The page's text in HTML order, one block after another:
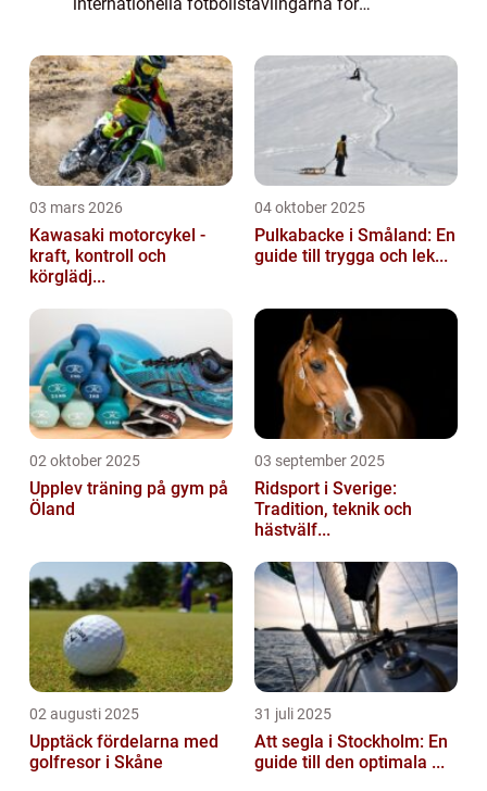
kvinnors sport och ge dem möjlighet att visa
upp s...
03 mars 2026
Kawasaki motorcykel -
kraft, kontroll och
körglädj...
04 oktober 2025
Pulkabacke i Småland: En
guide till trygga och lek...
02 oktober 2025
Upplev träning på gym på
Öland
03 september 2025
Ridsport i Sverige:
Tradition, teknik och
hästvälf...
02 augusti 2025
Upptäck fördelarna med
golfresor i Skåne
31 juli 2025
Att segla i Stockholm: En
guide till den optimala ...